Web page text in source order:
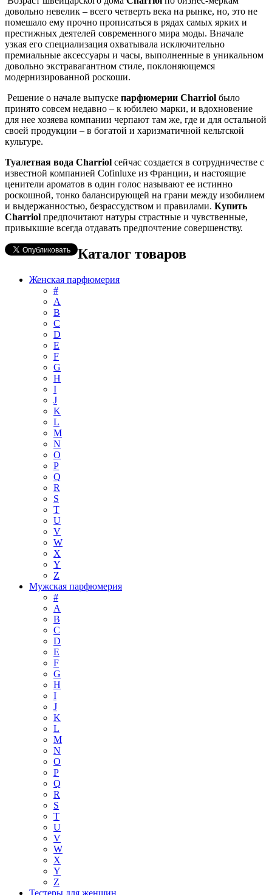
довольно невелик – всего четверть века на рынке, но, это не
помешало ему прочно прописаться в рядах самых ярких и
престижных деятелей современного мира моды. Вначале
узкая его специализация охватывала исключительно
премиальные аксессуары и часы, выполненные в уникальном
довольно экстравагантном стиле, поклоняющемся
модернизированной роскоши.
Решение о начале выпуске парфюмерии Charriol было
принято совсем недавно – к юбилею марки, и вдохновение
для нее хозяева компании черпают там же, где и для остальной
своей продукции – в богатой и харизматичной кельтской
культуре.
Туалетная вода Charriol сейчас создается в сотрудничестве с
известной компанией Cofinluxe из Франции, и настоящие
ценители ароматов в один голос называют ее истинно
роскошной, тонко балансирующей на грани между изобилием
и выдержанностью, безрассудством и правилами. Купить
Charriol предпочитают натуры страстные и чувственные,
привыкшие всегда отдавать предпочтение совершенству.
Каталог товаров
Женская парфюмерия
#
А
B
C
D
E
F
G
H
I
J
K
L
M
N
O
P
Q
R
S
T
U
V
W
X
Y
Z
Мужская парфюмерия
#
A
B
C
D
E
F
G
H
I
J
K
L
M
N
O
P
Q
R
S
T
U
V
W
X
Y
Z
Тестеры для женщин